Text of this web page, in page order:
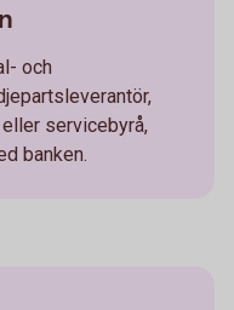
och
servicebyrå,
banken.